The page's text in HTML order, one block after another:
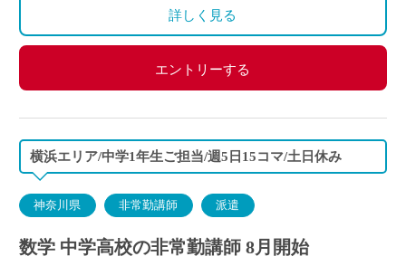
詳しく見る
エントリーする
横浜エリア/中学1年生ご担当/週5日15コマ/土日休み
神奈川県 非常勤講師 派遣
数学 中学高校の非常勤講師 8月開始